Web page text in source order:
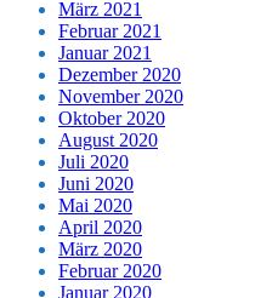
März 2021
Februar 2021
Januar 2021
Dezember 2020
November 2020
Oktober 2020
August 2020
Juli 2020
Juni 2020
Mai 2020
April 2020
März 2020
Februar 2020
Januar 2020